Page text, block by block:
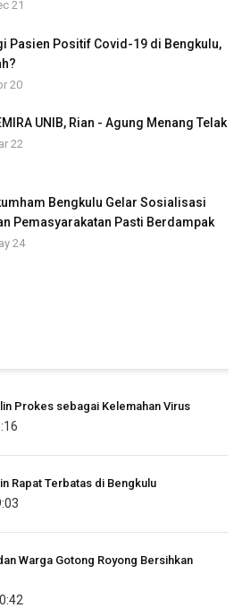
21
Pasien Positif Covid-19 di Bengkulu,
20
UNIB, Rian - Agung Menang Telak
22
Bengkulu Gelar Sosialisasi
Pemasyarakatan Pasti Berdampak
24
Prokes sebagai Kelemahan Virus
Rapat Terbatas di Bengkulu
Warga Gotong Royong Bersihkan